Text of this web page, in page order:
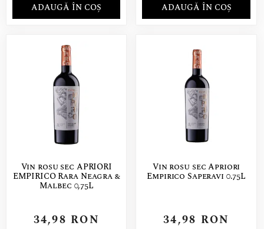
ADAUGĂ ÎN COȘ ADAUGĂ ÎN COȘ
Vin rosu sec APRIORI
EMPIRICO Rara Neagra &
Malbec 0,75L
34,98 RON
Vin rosu sec Apriori
Empirico Saperavi 0.75L
34,98 RON